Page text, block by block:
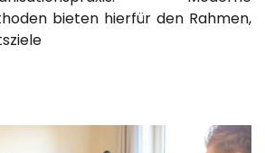
bieten hierfür den Rahmen,